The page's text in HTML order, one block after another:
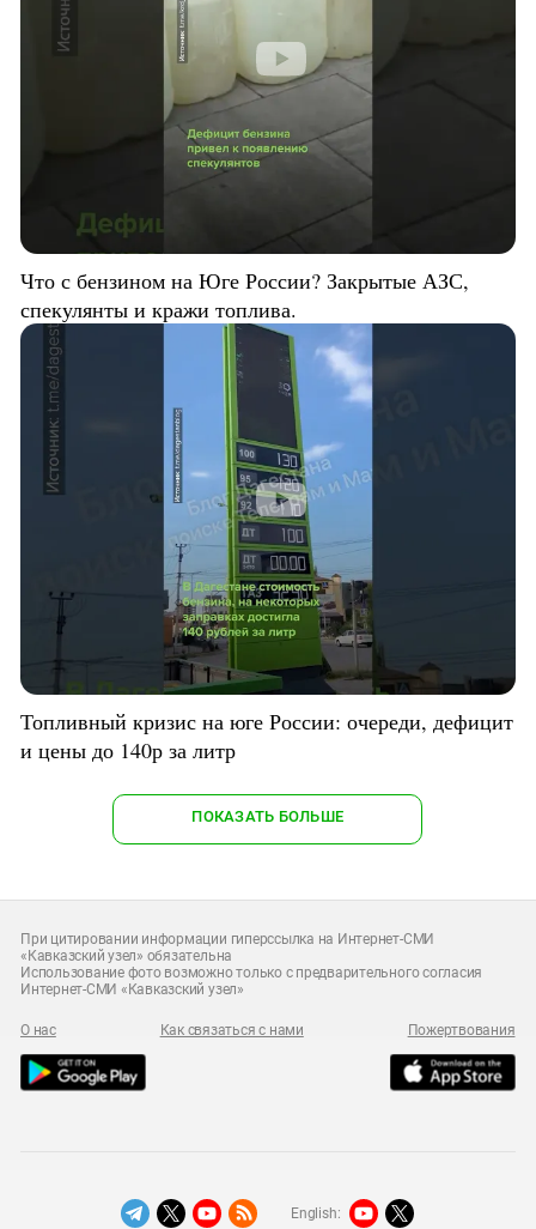
Что с бензином на Юге России? Закрытые АЗС,
спекулянты и кражи топлива.
Топливный кризис на юге России: очереди, дефицит
и цены до 140р за литр
ПОКАЗАТЬ БОЛЬШЕ
При цитировании информации гиперссылка на Интернет-СМИ
«Кавказский узел» обязательна
Использование фото возможно только с предварительного согласия
Интернет-СМИ «Кавказский узел»
О нас Как связаться с нами Пожертвования
English: